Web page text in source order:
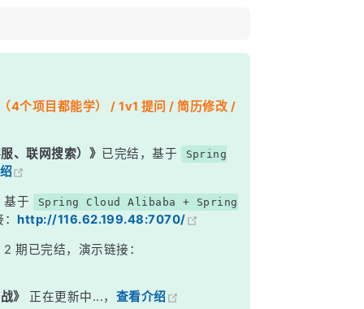
4个项目都能学） / 1v1 提问 / 简历修改 /
、联网搜索）》 已完结，基于 Spring
于 Spring Cloud Alibaba + Spring
：http://116.62.199.48:7070/
2 期已完结，演示链接：
》 正在更新中...， 查看介绍